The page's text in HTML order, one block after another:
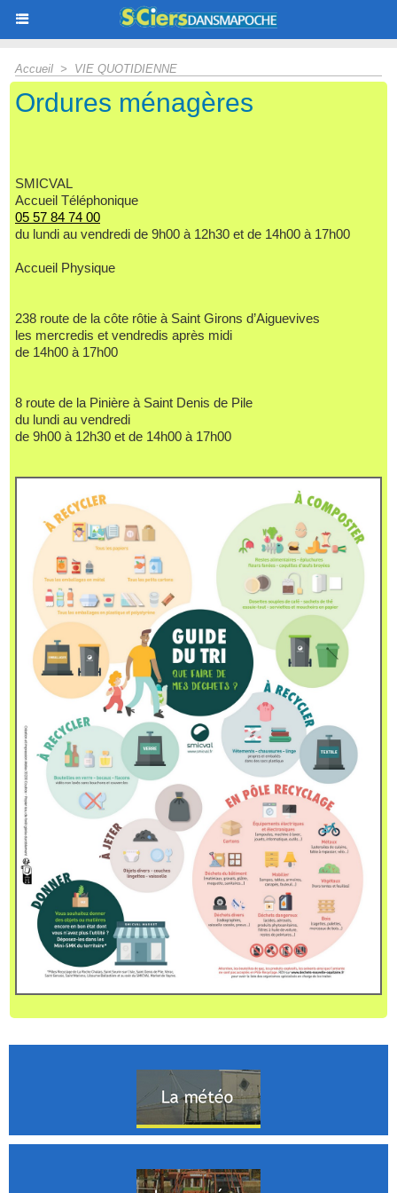
Accueil > VIE QUOTIDIENNE
Ordures ménagères
SMICVAL
Accueil Téléphonique
05 57 84 74 00
du lundi au vendredi de 9h00 à 12h30 et de 14h00 à 17h00
Accueil Physique
238 route de la côte rôtie à Saint Girons d’Aiguevives
les mercredis et vendredis après midi
de 14h00 à 17h00
8 route de la Pinière à Saint Denis de Pile
du lundi au vendredi
de 9h00 à 12h30 et de 14h00 à 17h00